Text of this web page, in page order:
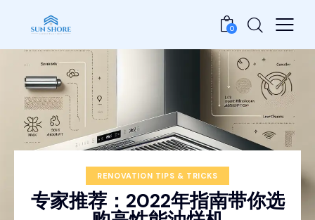
0
RENOVATION TIPS & TRICKS
专家推荐：2022年指南带你选